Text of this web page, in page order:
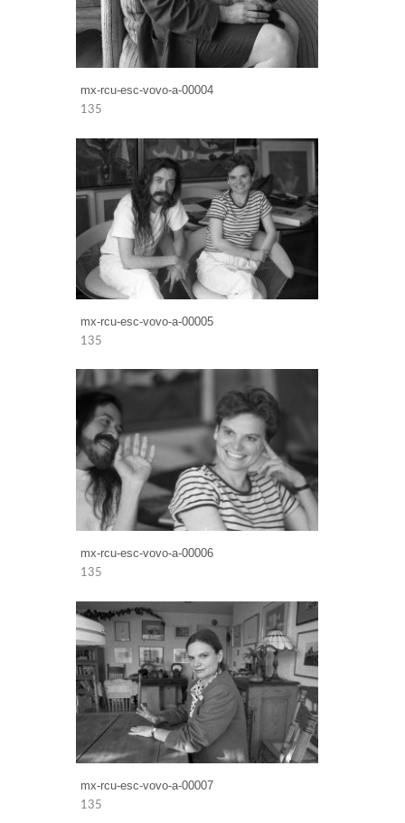
mx-rcu-esc-vovo-a-00004
135
mx-rcu-esc-vovo-a-00005
135
mx-rcu-esc-vovo-a-00006
135
mx-rcu-esc-vovo-a-00007
135